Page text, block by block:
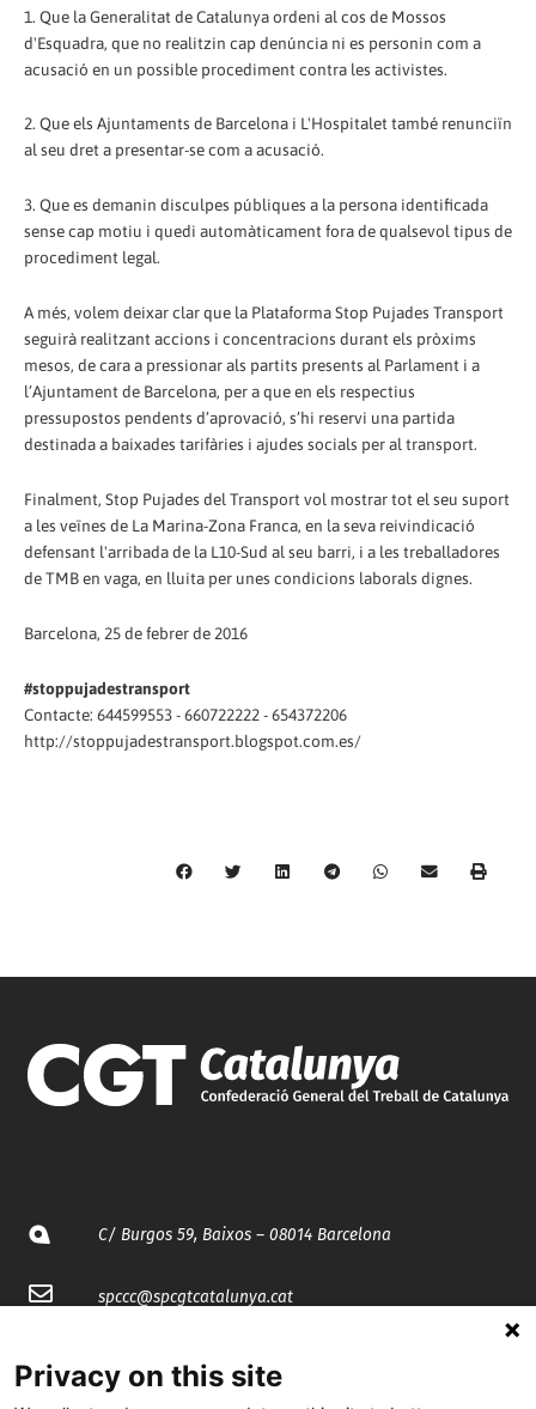
1. Que la Generalitat de Catalunya ordeni al cos de Mossos
d'Esquadra, que no realitzin cap denúncia ni es personin com a
acusació en un possible procediment contra les activistes.
2. Que els Ajuntaments de Barcelona i L'Hospitalet també renunciïn
al seu dret a presentar-se com a acusació.
3. Que es demanin disculpes públiques a la persona identificada
sense cap motiu i quedi automàticament fora de qualsevol tipus de
procediment legal.
A més, volem deixar clar que la Plataforma Stop Pujades Transport
seguirà realitzant accions i concentracions durant els pròxims
mesos, de cara a pressionar als partits presents al Parlament i a
l’Ajuntament de Barcelona, per a que en els respectius
pressupostos pendents d’aprovació, s’hi reservi una partida
destinada a baixades tarifàries i ajudes socials per al transport.
Finalment, Stop Pujades del Transport vol mostrar tot el seu suport
a les veïnes de La Marina-Zona Franca, en la seva reivindicació
defensant l'arribada de la L10-Sud al seu barri, i a les treballadores
de TMB en vaga, en lluita per unes condicions laborals dignes.
Barcelona, 25 de febrer de 2016
#stoppujadestransport
Contacte: 644599553 - 660722222 - 654372206
http://stoppujadestransport.blogspot.com.es/
C/ Burgos 59, Baixos – 08014 Barcelona
spccc@spcgtcatalunya.cat
Privacy on this site